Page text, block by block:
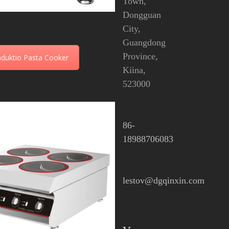
Pasta Cooker
Dongguan
City,
Guangdong
Province,
Kiina,
523000
86-
18988706083
lestov@dgqinxin.com